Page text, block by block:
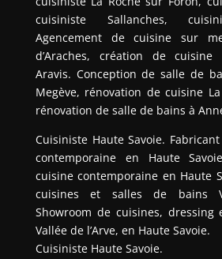
cuisiniste Sallanches,
Agencement de cuisine sur
d’Araches, création de
Aravis. Conception de salle de
Megève, rénovation de cuisine
rénovation de salle de bains à
Cuisiniste Haute Savoie.
contemporaine en Haute
cuisine contemporaine en Haute
cuisines et salles de bains
Showroom de cuisines, dressing
Vallée de l’Arve, en Haute Savoie.
Cuisiniste Haute Savoie.